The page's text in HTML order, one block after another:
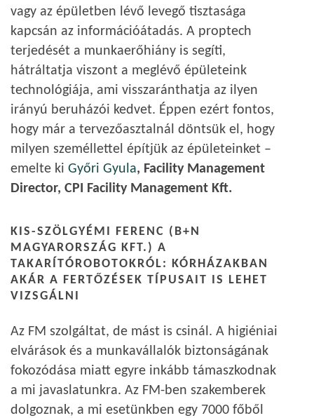
vagy az épületben lévő levegő tisztasága
kapcsán az információátadás. A proptech
terjedését a munkaerőhiány is segíti,
hátráltatja viszont a meglévő épületeink
technológiája, ami visszaránthatja az ilyen
irányú beruházói kedvet. Éppen ezért fontos,
hogy már a tervezőasztalnál döntsük el, hogy
milyen személlettel építjük az épületeinket –
emelte ki Győri Gyula, Facility Management
Director, CPI Facility Management Kft.
KIS-SZÖLGYÉMI FERENC (B+N
MAGYARORSZÁG KFT.) A
TAKARÍTÓROBOTOKRÓL: KÓRHÁZAKBAN
AKÁR A FERTŐZÉSEK TÍPUSAIT IS LEHET
VIZSGÁLNI
Az FM szolgáltat, de mást is csinál. A higiéniai
elvárások és a munkavállalók biztonságának
fokozódása miatt egyre inkább támaszkodnak
a mi javaslatunkra. Az FM-ben szakemberek
dolgoznak, a mi esetünkben egy 7000 főből